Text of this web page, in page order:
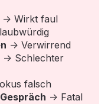
→ Wirkt faul
→ Verwirrend
→ Schlechter
falsch
→ Fatal